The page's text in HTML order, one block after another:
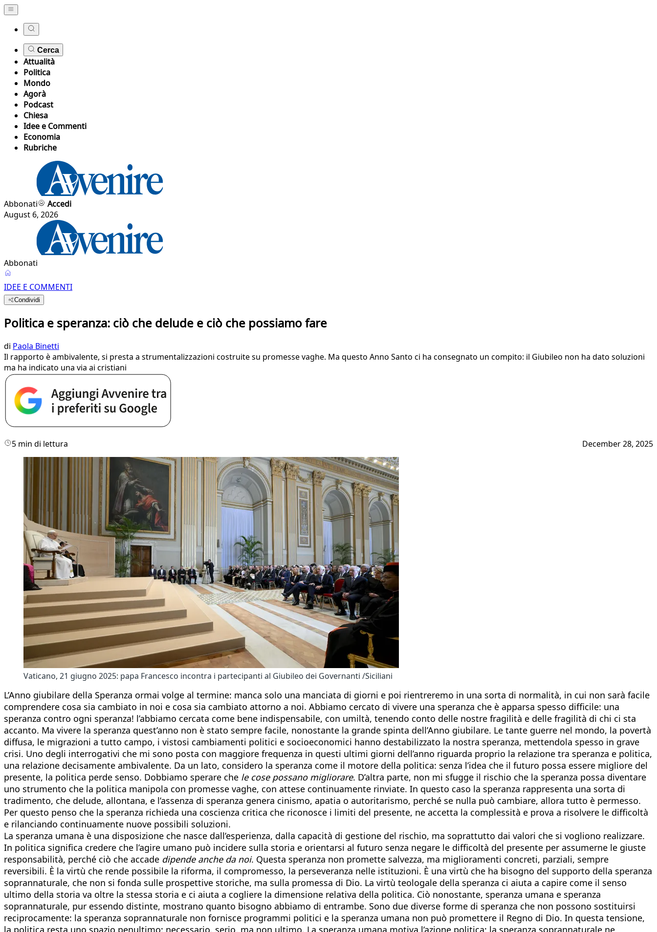
Cerca
Attualità
Politica
Mondo
Agorà
Podcast
Chiesa
Idee e Commenti
Economia
Rubriche
Abbonati
Accedi
August 6, 2026
Abbonati
IDEE E COMMENTI
Condividi
Politica e speranza: ciò che delude e ciò che possiamo fare
di Paola Binetti
Il rapporto è ambivalente, si presta a strumentalizzazioni costruite su promesse vaghe. Ma questo Anno Santo ci ha consegnato un compito: il Giubileo non ha dato soluzioni
ma ha indicato una via ai cristiani
5 min di lettura December 28, 2025
Vaticano, 21 giugno 2025: papa Francesco incontra i partecipanti al Giubileo dei Governanti /Siciliani
L’Anno giubilare della Speranza ormai volge al termine: manca solo una manciata di giorni e poi rientreremo in una sorta di normalità, in cui non sarà facile
comprendere cosa sia cambiato in noi e cosa sia cambiato attorno a noi. Abbiamo cercato di vivere una speranza che è apparsa spesso difficile: una
speranza contro ogni speranza! l’abbiamo cercata come bene indispensabile, con umiltà, tenendo conto delle nostre fragilità e delle fragilità di chi ci sta
accanto. Ma vivere la speranza quest’anno non è stato sempre facile, nonostante la grande spinta dell’Anno giubilare. Le tante guerre nel mondo, la povertà
diffusa, le migrazioni a tutto campo, i vistosi cambiamenti politici e socioeconomici hanno destabilizzato la nostra speranza, mettendola spesso in grave
crisi. Uno degli interrogativi che mi sono posta con maggiore frequenza in questi ultimi giorni dell’anno riguarda proprio la relazione tra speranza e politica,
una relazione decisamente ambivalente. Da un lato, considero la speranza come il motore della politica: senza l’idea che il futuro possa essere migliore del
presente, la politica perde senso. Dobbiamo sperare che le cose possano migliorare. D’altra parte, non mi sfugge il rischio che la speranza possa diventare
uno strumento che la politica manipola con promesse vaghe, con attese continuamente rinviate. In questo caso la speranza rappresenta una sorta di
tradimento, che delude, allontana, e l’assenza di speranza genera cinismo, apatia o autoritarismo, perché se nulla può cambiare, allora tutto è permesso.
Per questo penso che la speranza richieda una coscienza critica che riconosce i limiti del presente, ne accetta la complessità e prova a risolvere le difficoltà
e rilanciando continuamente nuove possibili soluzioni.
La speranza umana è una disposizione che nasce dall’esperienza, dalla capacità di gestione del rischio, ma soprattutto dai valori che si vogliono realizzare.
In politica significa credere che l’agire umano può incidere sulla storia e orientarsi al futuro senza negare le difficoltà del presente per assumerne le giuste
responsabilità, perché ciò che accade dipende anche da noi. Questa speranza non promette salvezza, ma miglioramenti concreti, parziali, sempre
reversibili. È la virtù che rende possibile la riforma, il compromesso, la perseveranza nelle istituzioni. È una virtù che ha bisogno del supporto della speranza
soprannaturale, che non si fonda sulle prospettive storiche, ma sulla promessa di Dio. La virtù teologale della speranza ci aiuta a capire come il senso
ultimo della storia va oltre la stessa storia e ci aiuta a cogliere la dimensione relativa della politica. Ciò nonostante, speranza umana e speranza
soprannaturale, pur essendo distinte, mostrano quanto bisogno abbiamo di entrambe. Sono due diverse forme di speranza che non possono sostituirsi
reciprocamente: la speranza soprannaturale non fornisce programmi politici e la speranza umana non può promettere il Regno di Dio. In questa tensione,
la politica resta uno spazio penultimo: necessario, serio, ma non ultimo. La speranza umana motiva l’azione politica; la speranza soprannaturale ne